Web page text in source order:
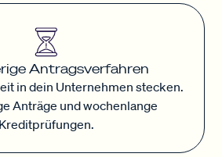
Antragsverfahren
in dein Unternehmen stecken.
Anträge und wochenlange
Kreditprüfungen.